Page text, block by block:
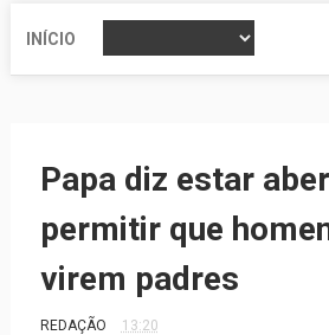
INÍCIO
Papa diz estar
permitir que
virem padres
REDAÇÃO 13:20